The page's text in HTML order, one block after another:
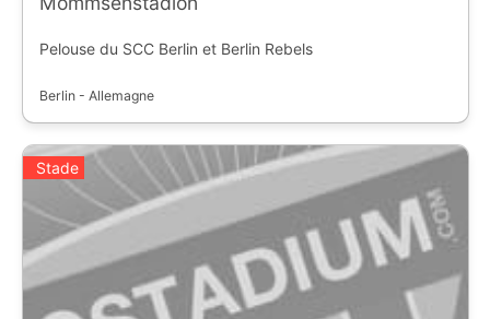
Pelouse du SCC Berlin et Berlin Rebels
Berlin - Allemagne
Stade